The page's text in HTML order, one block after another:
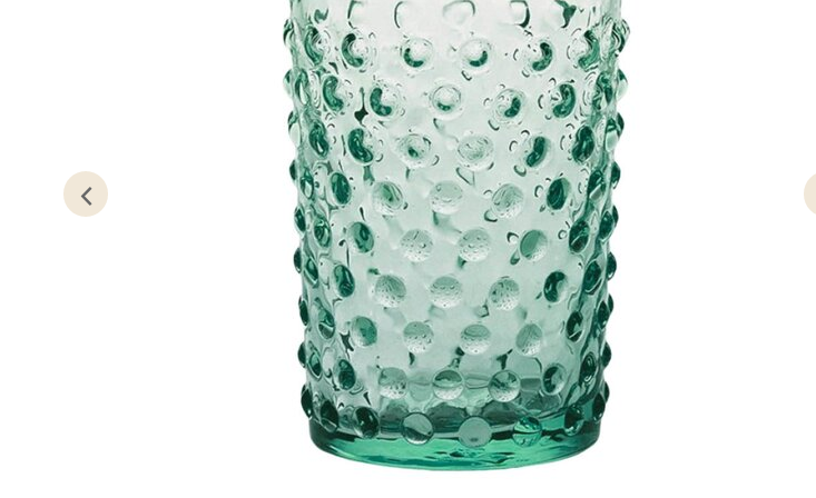
Kristiansand - Markens
Lillemarkens markensgate 25B, 4611 Kristiansand
Åpent i dag 10-17
0 i butikk
Oslo - Linderud
Erich Mogensøns vei 38, 0594 Oslo
Åpent i dag 10-19
0 i butikk
Bryne/Jæren - M44
Jupiterveien 2, 4340 Bryne